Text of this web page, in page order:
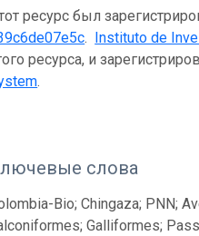
ресурс был
. Instituto de
ресурса, и
.
слова
Bio; Chingaza; PNN;
Galliformes;